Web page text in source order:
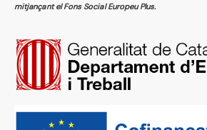
mitjançant el Fons Social Europeu Plus.